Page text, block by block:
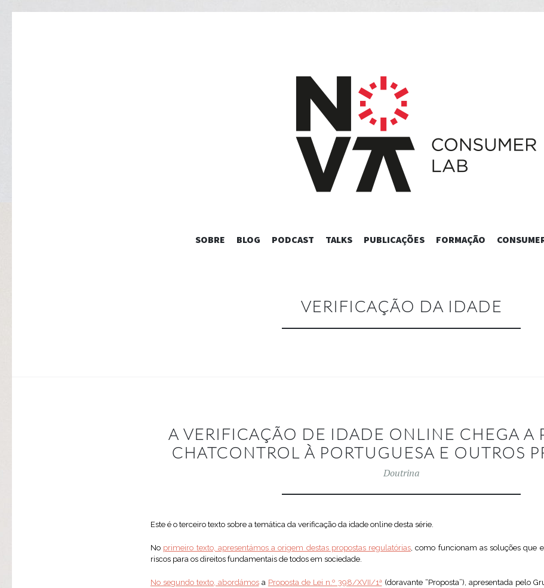
SKIP
SOBRE BLOG PODCAST TALKS PUBLICAÇÕES FORMAÇÃO
VERIFICAÇÃO DA IDADE
A VERIFICAÇÃO DE IDADE ONLINE CHEGA A
CHATCONTROL À PORTUGUESA E OUTROS
Doutrina
Este é o terceiro texto sobre a temática da verificação da idade online desta série.
No primeiro texto, apresentámos a origem destas propostas regulatórias, como funcionam as soluções que
riscos para os direitos fundamentais de todos em sociedade.
No segundo texto, abordámosa Proposta de Lei n.º 398/XVII/1ª (doravante “Proposta”), apresentada pelo